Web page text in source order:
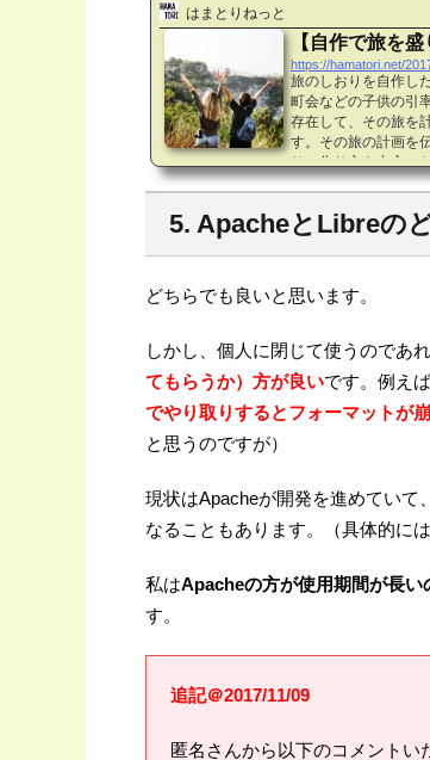
はまとりねっと
【自作で旅を
https://hamatori.net/
旅のしおりを自作し
町会などの子供の引
存在して、その旅を
す。その旅の計画を
りの作り方を中心に
しおりを作ろうか悩
めた方向けに旅のし
5. ApacheとLibreの
どちらでも良いと思います。
しかし、個人に閉じて使うのであ
てもらうか）方が良いです。例えば
でやり取りするとフォーマットが
と思うのですが）
現状はApacheが開発を進めていて
なることもあります。（具体的に
私はApacheの方が使用期間が長い
す。
追記＠2017/11/09
匿名さんから以下のコメントい